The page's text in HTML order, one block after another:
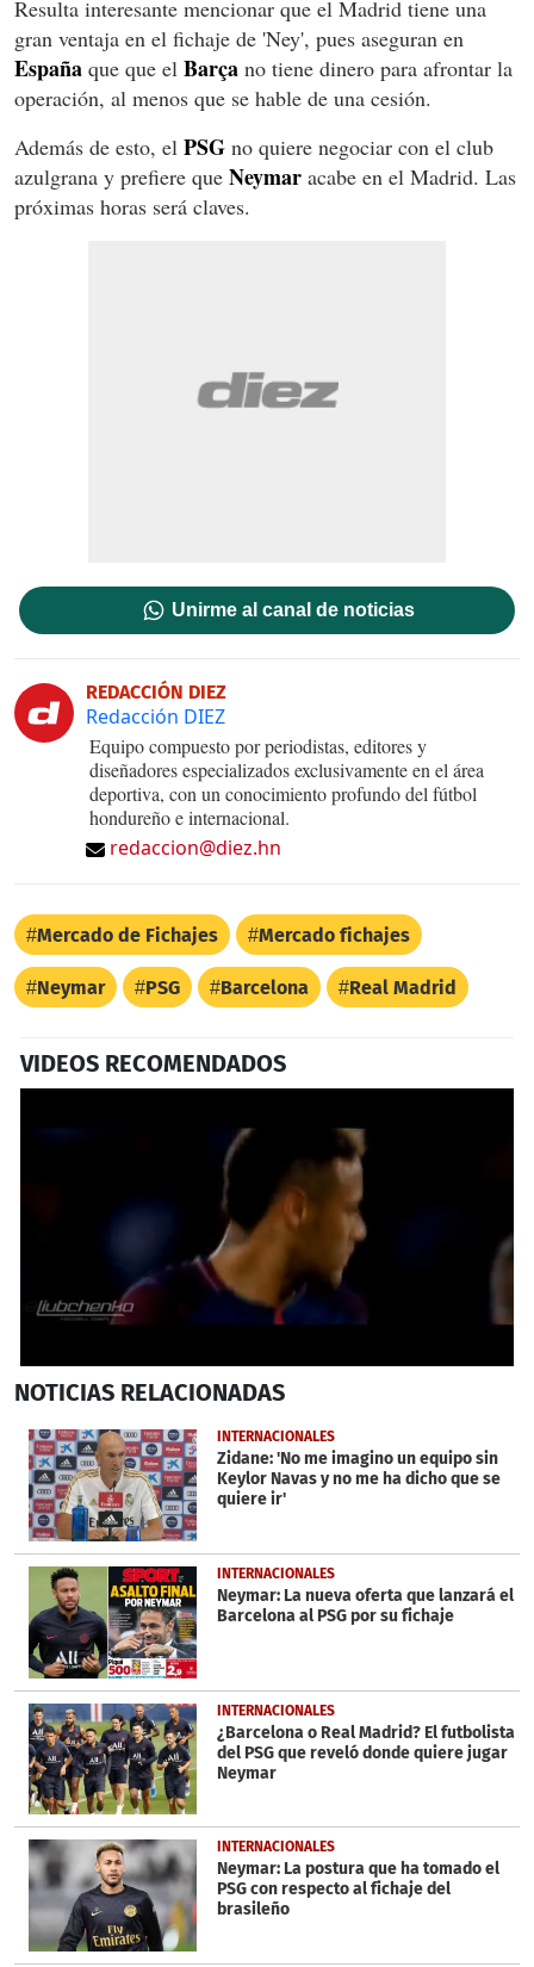
Resulta interesante mencionar que el Madrid tiene una
gran ventaja en el fichaje de 'Ney', pues aseguran en
España que que el Barça no tiene dinero para afrontar la
operación, al menos que se hable de una cesión.
Además de esto, el PSG no quiere negociar con el club
azulgrana y prefiere que Neymar acabe en el Madrid. Las
próximas horas será claves.
Unirme al canal de noticias
REDACCIÓN DIEZ
Redacción DIEZ
Equipo compuesto por periodistas, editores y
diseñadores especializados exclusivamente en el área
deportiva, con un conocimiento profundo del fútbol
hondureño e internacional.
redaccion@diez.hn
Mercado de Fichajes Mercado fichajes
Neymar PSG Barcelona Real Madrid
VIDEOS RECOMENDADOS
seconds
34
seconds
NOTICIAS RELACIONADAS
INTERNACIONALES
Zidane: 'No me imagino un equipo sin
Keylor Navas y no me ha dicho que se
quiere ir'
INTERNACIONALES
Neymar: La nueva oferta que lanzará el
Barcelona al PSG por su fichaje
INTERNACIONALES
¿Barcelona o Real Madrid? El futbolista
del PSG que reveló donde quiere jugar
Neymar
INTERNACIONALES
Neymar: La postura que ha tomado el
PSG con respecto al fichaje del
brasileño